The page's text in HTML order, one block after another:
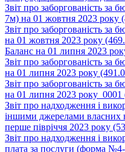
Звіт про заборгованість
7м) на 01 жовтня 2023 року
Звіт про заборгованість
на 01 жовтня 2023 року
Баланс на 01 липня 2023
Звіт про заборгованість
на 01 липня 2023 року
Звіт про заборгованість
на 01 липня 2023 року_0001
Звіт про надходження і
іншими джерелами
перше півріччя 2023 року
Звіт про надходження і
плата за послуги (форма